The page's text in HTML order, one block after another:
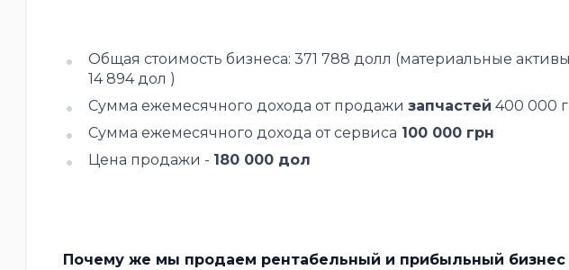
Общая стоимость бизнеса: 371 788 долл (материальные
14 894 дол )
Сумма ежемесячного дохода от продажи запчастей 400 000
Сумма ежемесячного дохода от сервиса 100 000 грн
Цена продажи - 180 000 дол
Почему же мы продаем рентабельный и прибыльный бизнес